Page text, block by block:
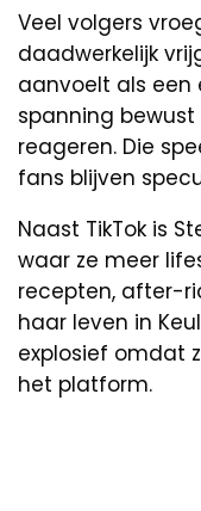
Veel volgers
daadwerkelijk
aanvoelt als een
spanning
reageren. Die
fans blijven
Naast TikTok is
waar ze meer
recepten, after-
haar leven in
explosief omdat
het platform.